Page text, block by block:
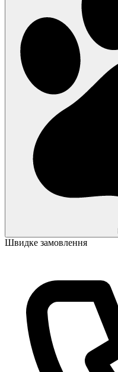
Швидке замовлення